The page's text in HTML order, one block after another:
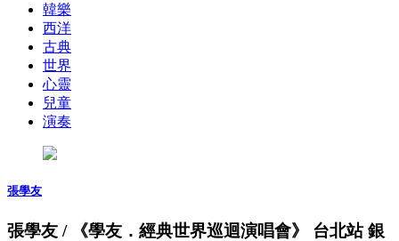
韓樂
西洋
古典
世界
心靈
兒童
演奏
張學友
張學友 / 《學友．經典世界巡迴演唱會》 台北站 銀